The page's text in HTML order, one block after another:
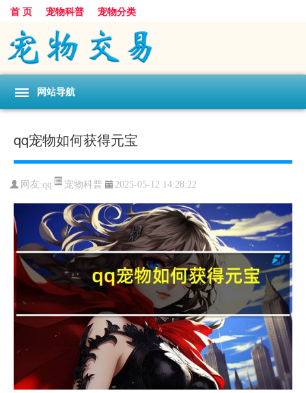
首 页 宠物科普 宠物分类
网站导航
qq宠物如何获得元宝
网友:qq 宠物科普 2025-05-12 14:28:22